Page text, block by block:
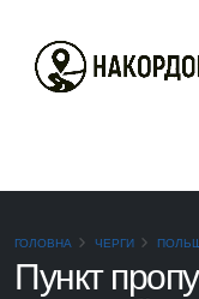
Пункт
ГОЛОВНА ЧЕРГИ